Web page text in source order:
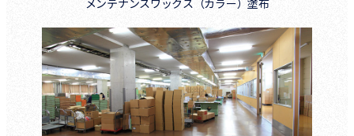
メンテナンスワックス（カラー）塗布